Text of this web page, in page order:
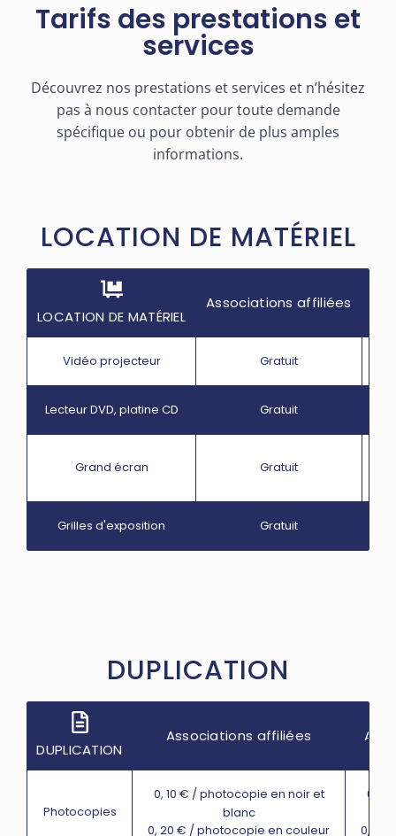
Tarifs des prestations et
services
Découvrez nos prestations et services et n’hésitez
pas à nous contacter pour toute demande
spécifique ou pour obtenir de plus amples
informations.
LOCATION DE MATÉRIEL
LOCATION DE MATÉRIEL
Associations affiliées
Vidéo projecteur Gratuit
Lecteur DVD, platine CD Gratuit
Grand écran Gratuit
Grilles d'exposition Gratuit
DUPLICATION
DUPLICATION
Associations affiliées
Photocopies
0, 10 € / photocopie en noir et
blanc
0, 20 € / photocopie en couleur
0,
0, 25